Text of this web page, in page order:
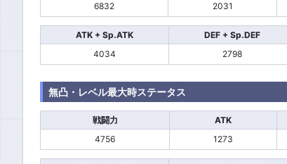
6832
2031
ATK + Sp.ATK DEF + Sp.DEF
4034
2798
無凸・レベル最大時ステータス
戦闘力 ATK
4756
1273